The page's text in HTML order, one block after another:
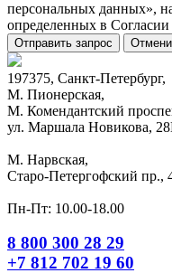
персональных данных»,
определенных в
Отправить запрос
197375, Санкт-Петербург,
М. Пионерская,
М. Комендантский
ул. Маршала Новикова,
М. Нарвская,
Старо-Петергофский пр.,
Пн-Пт: 10.00-18.00
8 800 300 28 29
+7 812 702 19 60